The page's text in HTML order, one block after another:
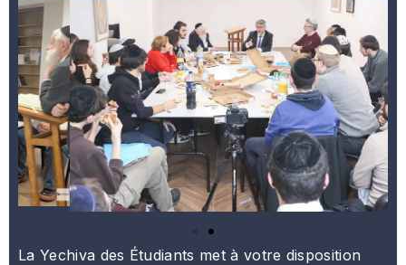
La Yechiva des Étudiants met à votre disposition